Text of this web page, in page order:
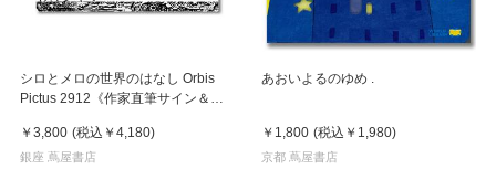
シロとメロの世界のはなし Orbis
Pictus 2912《作家直筆サイン＆シ
￥3,800 (税込 ￥4,180)
銀座 蔦屋書店
あおいよるのゆめ .
￥1,800 (税込 ￥1,980)
京都 蔦屋書店